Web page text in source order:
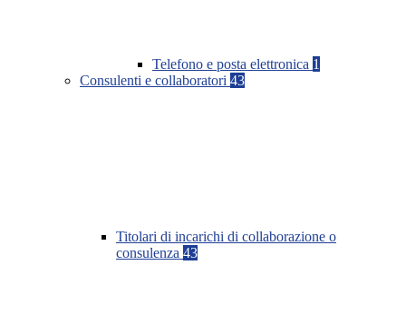
Telefono e posta elettronica 1
Consulenti e collaboratori 43
Titolari di incarichi di collaborazione o
consulenza 43